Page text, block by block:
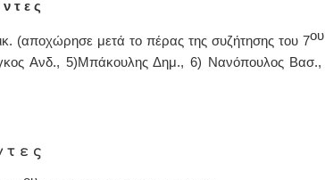
τ ε ς
(αποχώρησε μετά το πέρας της συζήτησης του 7ου
Ανδ., 5)Μπάκουλης Δημ., 6) Νανόπουλος Βασ.,
τ ε ς